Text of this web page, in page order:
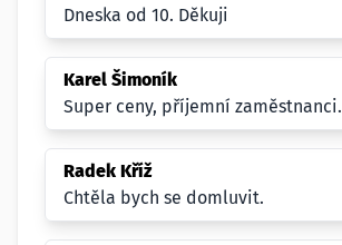
Dneska od 10. Děkuji
Karel Šimoník
Super ceny, příjemní zaměstnanci.
Radek Kříž
Chtěla bych se domluvit.